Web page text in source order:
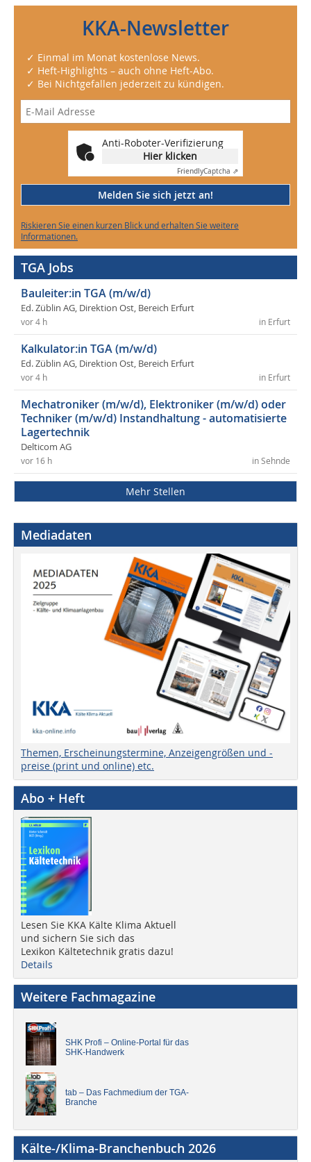
KKA-Newsletter
✓ Einmal im Monat kostenlose News.
✓ Heft-Highlights – auch ohne Heft-Abo.
✓ Bei Nichtgefallen jederzeit zu kündigen.
Anti-Roboter-Verifizierung
Hier klicken
FriendlyCaptcha ⇗
Melden Sie sich jetzt an!
Riskieren Sie einen kurzen Blick und erhalten Sie weitere
Informationen.
TGA Jobs
Bauleiter:in TGA (m/w/d)
Ed. Züblin AG, Direktion Ost, Bereich Erfurt
in Erfurt
vor 4 h
Kalkulator:in TGA (m/w/d)
Ed. Züblin AG, Direktion Ost, Bereich Erfurt
in Erfurt
vor 4 h
Mechatroniker (m/w/d), Elektroniker (m/w/d) oder
Techniker (m/w/d) Instandhaltung - automatisierte
Lagertechnik
Delticom AG
in Sehnde
vor 16 h
Mehr Stellen
Mediadaten
Themen, Erscheinungstermine, Anzeigengrößen und -
preise (print und online) etc.
Abo + Heft
Lesen Sie KKA Kälte Klima Aktuell
und sichern Sie sich das
Lexikon Kältetechnik gratis dazu!
Details
Weitere Fachmagazine
SHK Profi – Online-Portal für das
SHK-Handwerk
tab – Das Fachmedium der TGA-
Branche
Kälte-/Klima-Branchenbuch 2026